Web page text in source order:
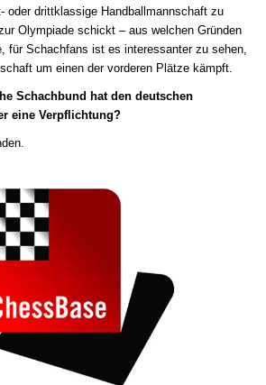
oder drittklassige Handballmannschaft zu
Olympiade schickt – aus welchen Gründen
für Schachfans ist es interessanter zu sehen,
um einen der vorderen Plätze kämpft.
Schachbund hat den deutschen
eine Verpflichtung?